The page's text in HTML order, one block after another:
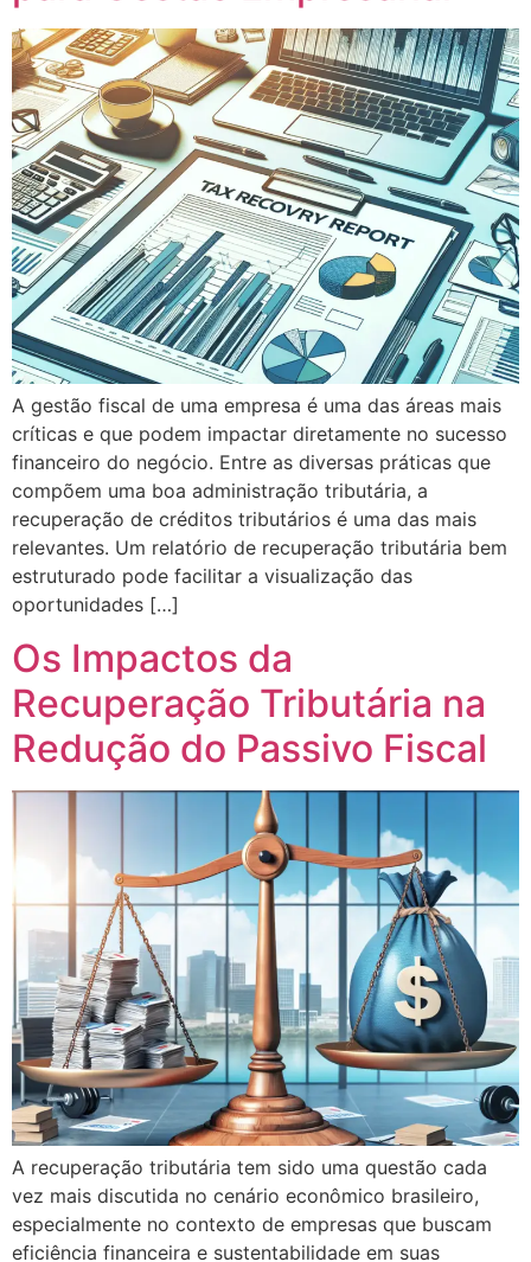
A gestão fiscal de uma empresa é uma das áreas mais
críticas e que podem impactar diretamente no sucesso
financeiro do negócio. Entre as diversas práticas que
compõem uma boa administração tributária, a
recuperação de créditos tributários é uma das mais
relevantes. Um relatório de recuperação tributária bem
estruturado pode facilitar a visualização das
oportunidades […]
Os Impactos da
Recuperação Tributária na
Redução do Passivo Fiscal
A recuperação tributária tem sido uma questão cada
vez mais discutida no cenário econômico brasileiro,
especialmente no contexto de empresas que buscam
eficiência financeira e sustentabilidade em suas